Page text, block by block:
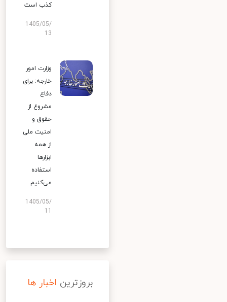
کذب است
1405/05/
13
وزارت امور
خارجه: برای
دفاع
مشروع از
حقوق و
امنیت ملی
از همه
ابزارها
استفاده
می‌کنیم
1405/05/
بروزترین اخبار ها